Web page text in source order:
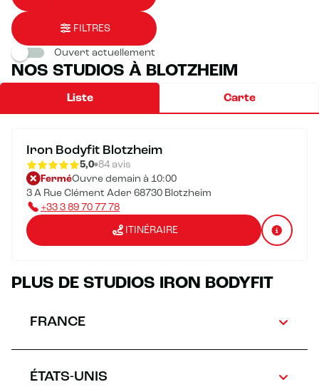
FILTRES
Ouvert actuellement
NOS STUDIOS À BLOTZHEIM
Liste Carte
Iron Bodyfit Blotzheim
5,0 84 avis
FerméOuvre demain à 10:00
3 A Rue Clément Ader 68730 Blotzheim
+33 3 89 70 77 78
ITINÉRAIRE
PLUS DE STUDIOS IRON BODYFIT
FRANCE
ÉTATS-UNIS